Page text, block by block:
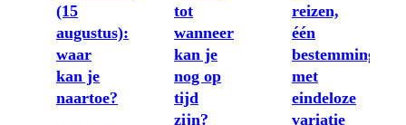
(15
augustus):
waar
kan je
naartoe?
tot
wanneer
kan je
nog op
tijd
zijn?
reizen,
één
bestemming
met
eindeloze
variatie